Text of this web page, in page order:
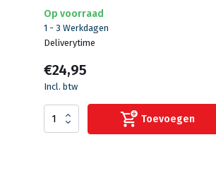
Op voorraad
1 - 3 Werkdagen
Deliverytime
€24,95
Incl. btw
Toevoegen